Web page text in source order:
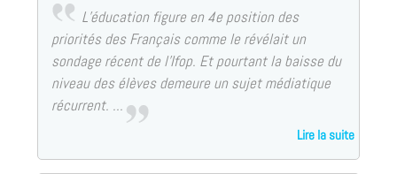
L’éducation figure en 4e position des
priorités des Français comme le révélait un
sondage récent de l’Ifop. Et pourtant la baisse du
niveau des élèves demeure un sujet médiatique
récurrent. ...
Lire la suite